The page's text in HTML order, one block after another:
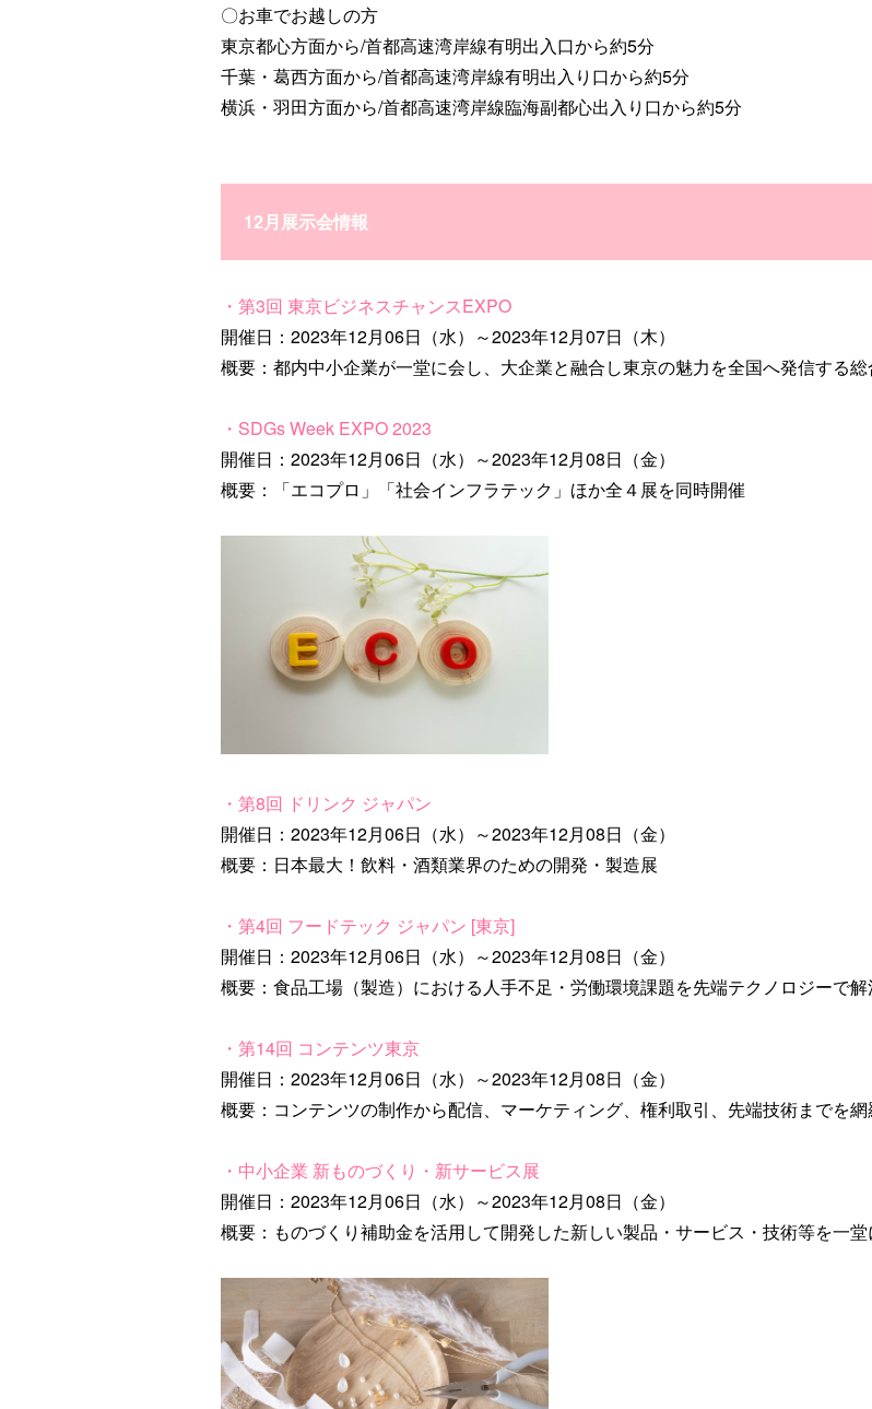
〇お車でお越しの方
東京都心方面から/首都高速湾岸線有明出入口から約5分
千葉・葛西方面から/首都高速湾岸線有明出入り口から約5分
横浜・羽田方面から/首都高速湾岸線臨海副都心出入り口から約5分
12月展示会情報
・第3回 東京ビジネスチャンスEXPO
開催日：2023年12月06日（水）～2023年12月07日（木）
概要：都内中小企業が一堂に会し、大企業と融合し東京の魅力を全国へ発信する
・SDGs Week EXPO 2023
開催日：2023年12月06日（水）～2023年12月08日（金）
概要：「エコプロ」「社会インフラテック」ほか全４展を同時開催
・第8回 ドリンク ジャパン
開催日：2023年12月06日（水）～2023年12月08日（金）
概要：日本最大！飲料・酒類業界のための開発・製造展
・第4回 フードテック ジャパン [東京]
開催日：2023年12月06日（水）～2023年12月08日（金）
概要：食品工場（製造）における人手不足・労働環境課題を先端テクノロジーで
・第14回 コンテンツ東京
開催日：2023年12月06日（水）～2023年12月08日（金）
概要：コンテンツの制作から配信、マーケティング、権利取引、先端技術までを網
・中小企業 新ものづくり・新サービス展
開催日：2023年12月06日（水）～2023年12月08日（金）
概要：ものづくり補助金を活用して開発した新しい製品・サービス・技術等を一